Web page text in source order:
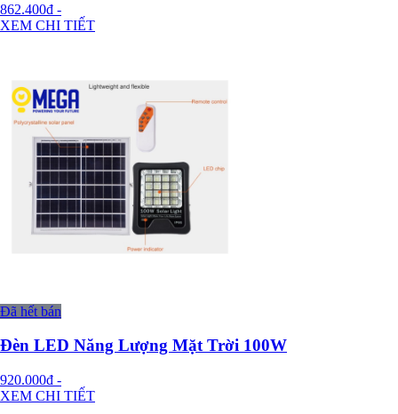
862.400đ -
XEM CHI TIẾT
Đã hết bán
Đèn LED Năng Lượng Mặt Trời 100W
920.000đ -
XEM CHI TIẾT